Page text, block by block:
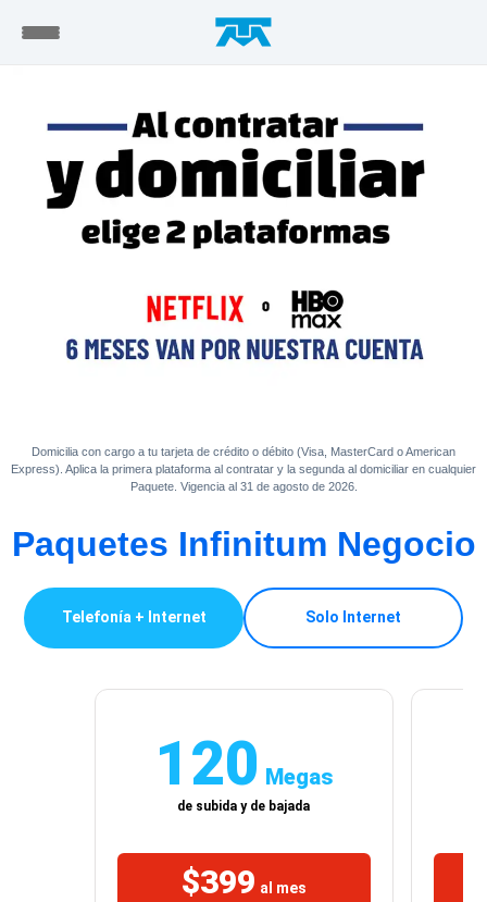
Domicilia con cargo a tu tarjeta de crédito o débito (Visa, MasterCard o American
Express). Aplica la primera plataforma al contratar y la segunda al domiciliar en cualquier
Paquete. Vigencia al 31 de agosto de 2026.
Paquetes Infinitum Negocio
Telefonía + Internet Solo Internet
120 Megas
de subida y de bajada
$399 al mes